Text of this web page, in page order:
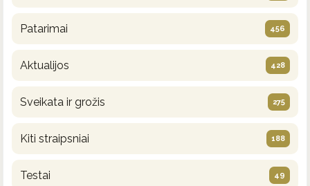
Patarimai 456
Aktualijos 428
Sveikata ir grožis 275
Kiti straipsniai 188
Testai 49